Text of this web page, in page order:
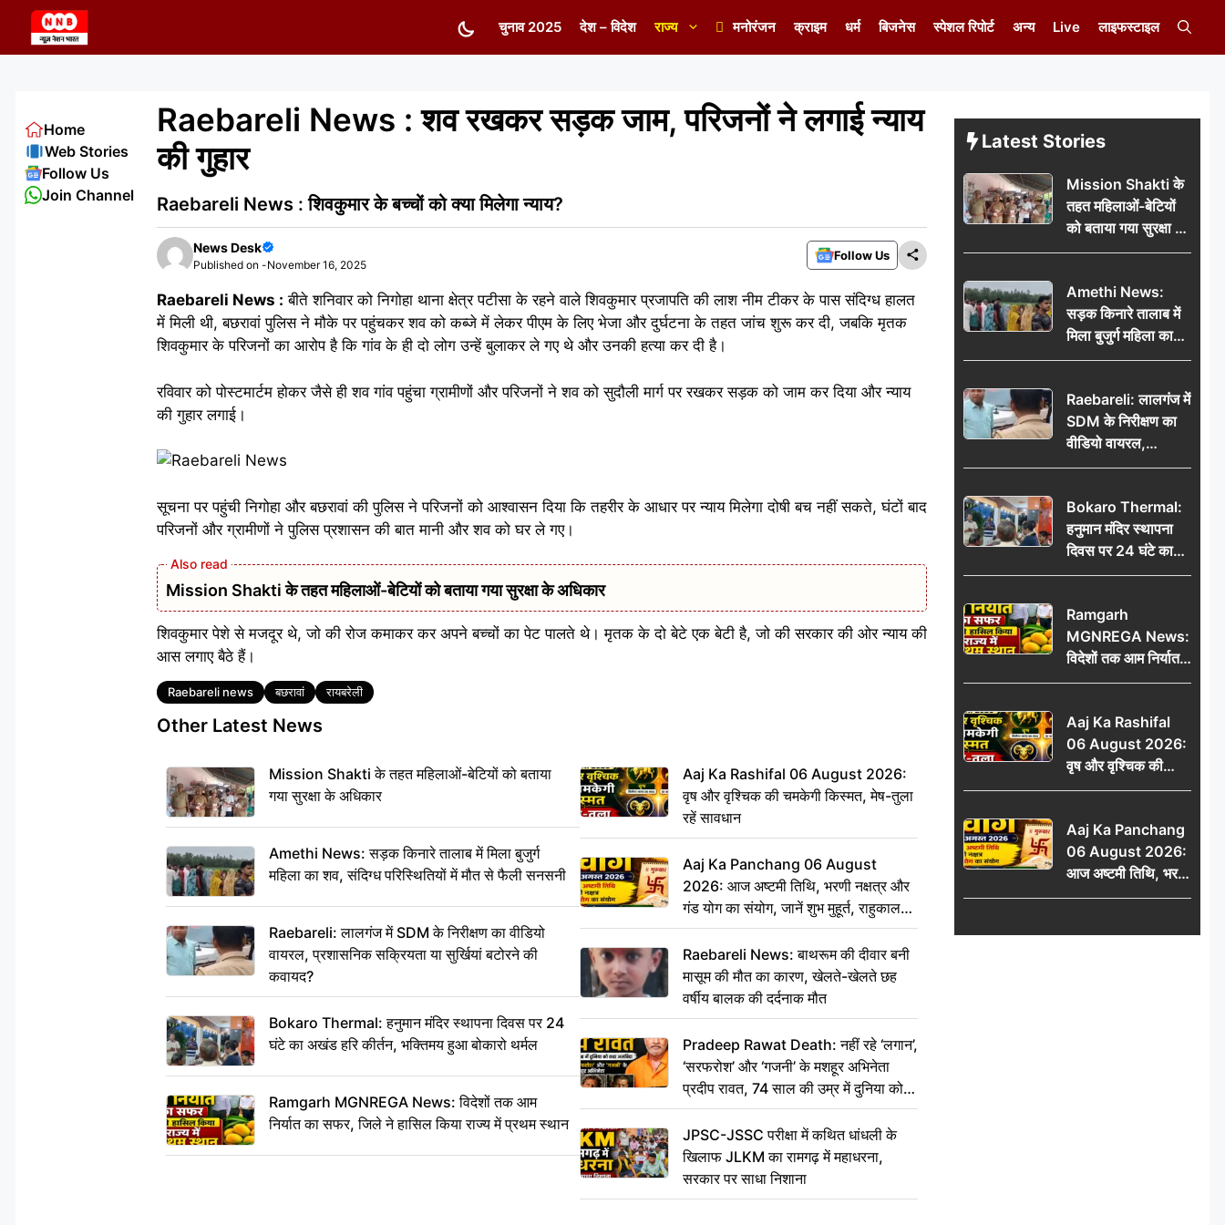
content
चुनाव 2025 देश – विदेश राज्य मनोरंजन क्राइम धर्म बिजनेस स्पेशल रिपोर्ट अन्य Live लाइफस्टाइल
Raebareli News : शव रखकर सड़क जाम, परिजनों ने लगाई न्याय
की गुहार
Raebareli News : शिवकुमार के बच्चों को क्या मिलेगा न्याय?
News Desk
Published on -November 16, 2025
Follow Us
Raebareli News : बीते शनिवार को निगोहा थाना क्षेत्र पटीसा के रहने वाले शिवकुमार प्रजापति की लाश नीम टीकर के पास संदिग्ध हालत
में मिली थी, बछरावां पुलिस ने मौके पर पहुंचकर शव को कब्जे में लेकर पीएम के लिए भेजा और दुर्घटना के तहत जांच शुरू कर दी, जबकि मृतक
शिवकुमार के परिजनों का आरोप है कि गांव के ही दो लोग उन्हें बुलाकर ले गए थे और उनकी हत्या कर दी है।
रविवार को पोस्टमार्टम होकर जैसे ही शव गांव पहुंचा ग्रामीणों और परिजनों ने शव को सुदौली मार्ग पर रखकर सड़क को जाम कर दिया और न्याय
की गुहार लगाई।
सूचना पर पहुंची निगोहा और बछरावां की पुलिस ने परिजनों को आश्वासन दिया कि तहरीर के आधार पर न्याय मिलेगा दोषी बच नहीं सकते, घंटों बाद
परिजनों और ग्रामीणों ने पुलिस प्रशासन की बात मानी और शव को घर ले गए।
Mission Shakti के तहत महिलाओं-बेटियों को बताया गया सुरक्षा के अधिकार
शिवकुमार पेशे से मजदूर थे, जो की रोज कमाकर कर अपने बच्चों का पेट पालते थे। मृतक के दो बेटे एक बेटी है, जो की सरकार की ओर न्याय की
आस लगाए बैठे हैं।
Tags
Raebareli news बछरावां रायबरेली
Other Latest News
Mission Shakti के तहत महिलाओं-बेटियों को बताया
गया सुरक्षा के अधिकार
Amethi News: सड़क किनारे तालाब में मिला बुजुर्ग
महिला का शव, संदिग्ध परिस्थितियों में मौत से फैली सनसनी
Raebareli: लालगंज में SDM के निरीक्षण का वीडियो
वायरल, प्रशासनिक सक्रियता या सुर्खियां बटोरने की
कवायद?
Bokaro Thermal: हनुमान मंदिर स्थापना दिवस पर 24
घंटे का अखंड हरि कीर्तन, भक्तिमय हुआ बोकारो थर्मल
Ramgarh MGNREGA News: विदेशों तक आम
निर्यात का सफर, जिले ने हासिल किया राज्य में प्रथम स्थान
Aaj Ka Rashifal 06 August 2026:
वृष और वृश्चिक की चमकेगी किस्मत, मेष-तुला
रहें सावधान
Aaj Ka Panchang 06 August
2026: आज अष्टमी तिथि, भरणी नक्षत्र और
गंड योग का संयोग, जानें शुभ मुहूर्त, राहुकाल
और दिनभर का पंचांग
Raebareli News: बाथरूम की दीवार बनी
मासूम की मौत का कारण, खेलते-खेलते छह
वर्षीय बालक की दर्दनाक मौत
Pradeep Rawat Death: नहीं रहे ‘लगान’,
‘सरफरोश’ और ‘गजनी’ के मशहूर अभिनेता
प्रदीप रावत, 74 साल की उम्र में दुनिया को
कहा अलविदा
JPSC-JSSC परीक्षा में कथित धांधली के
खिलाफ JLKM का रामगढ़ में महाधरना,
सरकार पर साधा निशाना
Home
Web Stories
Follow Us
Join Channel
Latest Stories
Mission Shakti के
तहत महिलाओं-बेटियों
को बताया गया सुरक्षा के
अधिकार
Amethi News:
सड़क किनारे तालाब में
मिला बुजुर्ग महिला का
शव, संदिग्ध परिस्थितियों
Raebareli: लालगंज में
SDM के निरीक्षण का
वीडियो वायरल,
प्रशासनिक सक्रियता
कवायद?
Bokaro Thermal:
हनुमान मंदिर स्थापना
दिवस पर 24 घंटे का
अखंड हरि कीर्तन,
थर्मल
Ramgarh
MGNREGA News:
विदेशों तक आम निर्यात
का सफर, जिले ने
प्रथम स्थान
Aaj Ka Rashifal
06 August 2026:
वृष और वृश्चिक की
चमकेगी किस्मत, मेष-
Aaj Ka Panchang
06 August 2026:
आज अष्टमी तिथि, भरणी
नक्षत्र और गंड योग का
राहुकाल और दिनभर का